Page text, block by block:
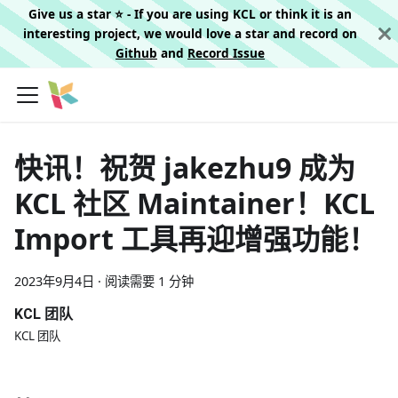
Give us a star ⭐️ - If you are using KCL or think it is an
interesting project, we would love a star and record on
Githuband Record Issue
快讯！祝贺 jakezhu9 成为
KCL 社区 Maintainer！KCL
Import 工具再迎增强功能！
2023年9月4日 · 阅读需要 1 分钟
KCL 团队
KCL 团队